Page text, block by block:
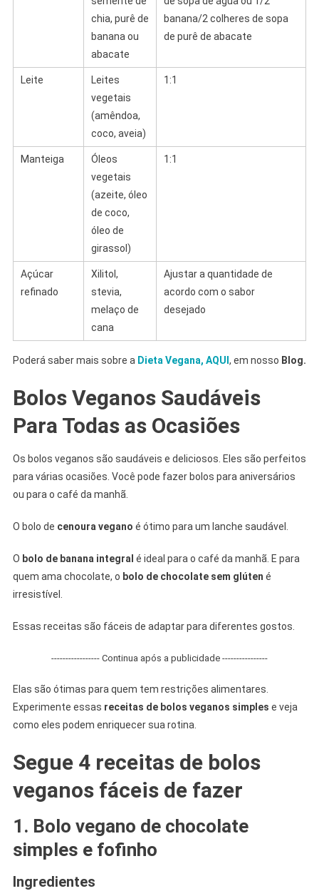
chia, purê de
banana ou
abacate
banana/2 colheres de sopa
de purê de abacate
Leite
Leites
vegetais
(amêndoa,
coco, aveia)
1:1
Manteiga
Óleos
vegetais
(azeite, óleo
de coco,
óleo de
girassol)
1:1
Açúcar
refinado
Xilitol,
stevia,
melaço de
cana
Ajustar a quantidade de
acordo com o sabor
desejado
Poderá saber mais sobre a Dieta Vegana, AQUI , em nosso Blog.
Bolos Veganos Saudáveis
Para Todas as Ocasiões
Os bolos veganos são saudáveis e deliciosos. Eles são perfeitos
para várias ocasiões. Você pode fazer bolos para aniversários
ou para o café da manhã.
O bolo de cenoura vegano é ótimo para um lanche saudável.
O bolo de banana integral é ideal para o café da manhã. E para
quem ama chocolate, o bolo de chocolate sem glúten é
irresistível.
Essas receitas são fáceis de adaptar para diferentes gostos.
----------------- Continua após a publicidade ----------------
Elas são ótimas para quem tem restrições alimentares.
Experimente essas receitas de bolos veganos simples e veja
como eles podem enriquecer sua rotina.
Segue 4 receitas de bolos
veganos fáceis de fazer
1. Bolo vegano de chocolate
simples e fofinho
Ingredientes